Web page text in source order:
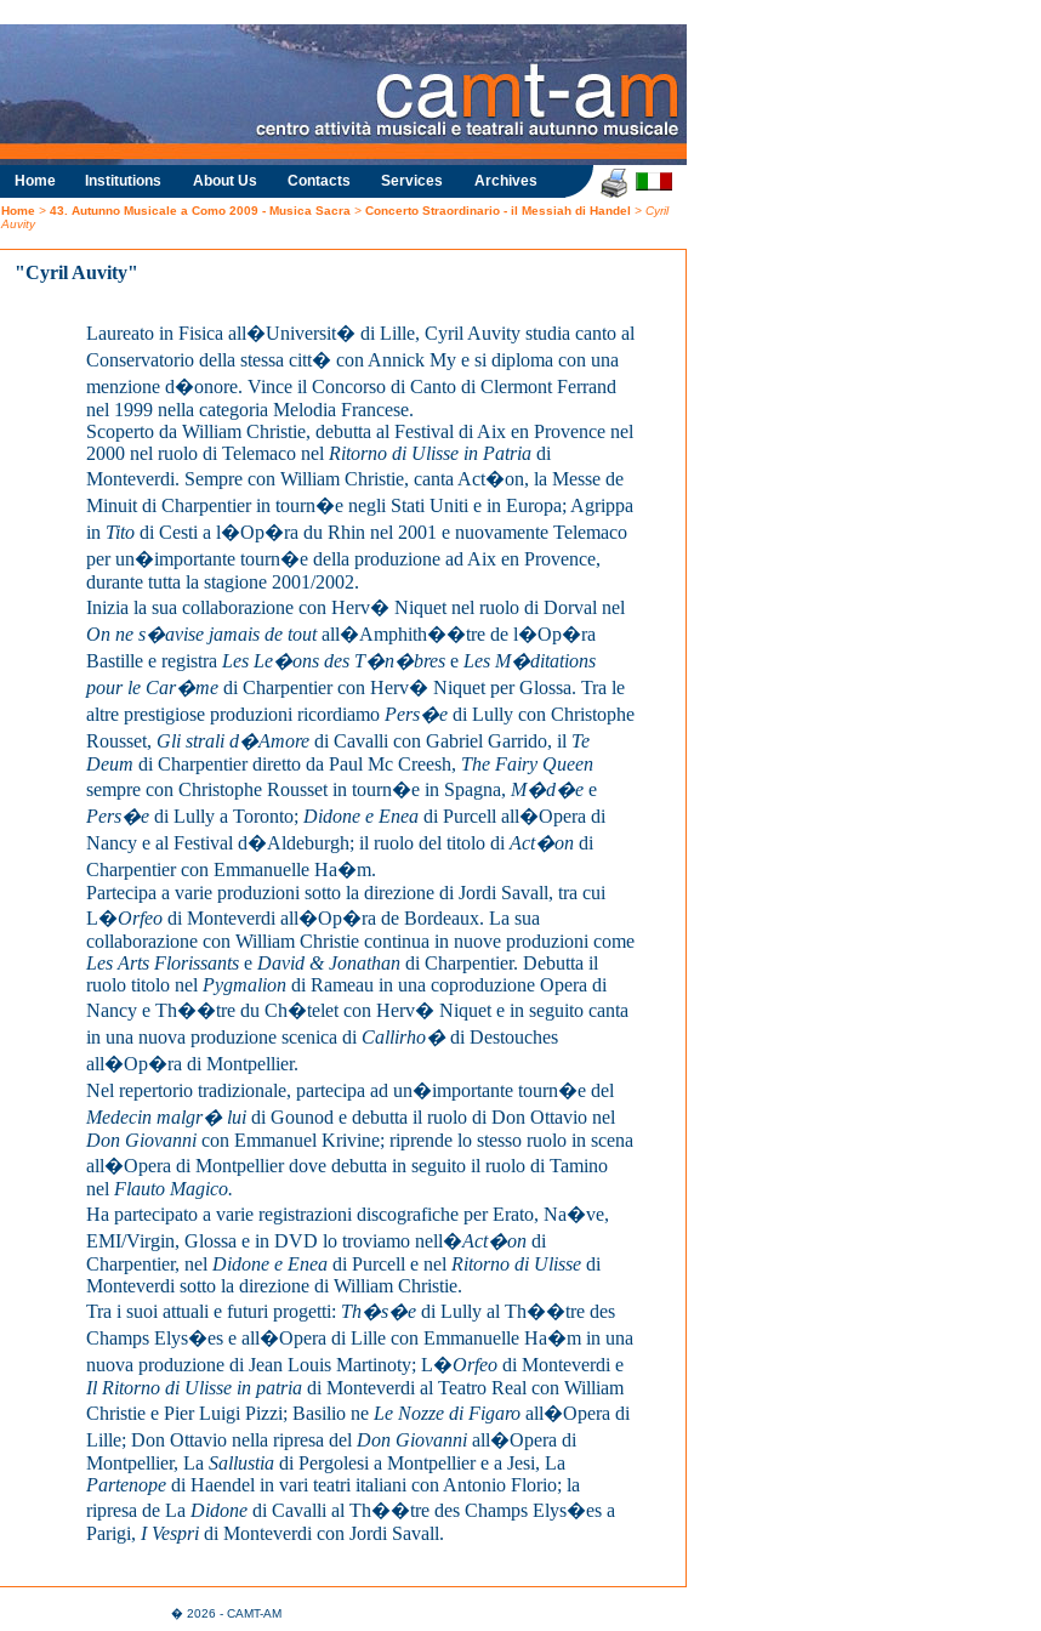
Home Institutions About Us Contacts Services Archives
Home > 43. Autunno Musicale a Como 2009 - Musica Sacra > Concerto Straordinario - il Messiah di Handel > Cyril
Auvity
"Cyril Auvity"
Laureato in Fisica all�Universit� di Lille, Cyril Auvity studia canto al
Conservatorio della stessa citt� con Annick My e si diploma con una
menzione d�onore. Vince il Concorso di Canto di Clermont Ferrand
nel 1999 nella categoria Melodia Francese.
Scoperto da William Christie, debutta al Festival di Aix en Provence nel
2000 nel ruolo di Telemaco nel Ritorno di Ulisse in Patria di
Monteverdi. Sempre con William Christie, canta Act�on, la Messe de
Minuit di Charpentier in tourn�e negli Stati Uniti e in Europa; Agrippa
in Tito di Cesti a l�Op�ra du Rhin nel 2001 e nuovamente Telemaco
per un�importante tourn�e della produzione ad Aix en Provence,
durante tutta la stagione 2001/2002.
Inizia la sua collaborazione con Herv� Niquet nel ruolo di Dorval nel
On ne s�avise jamais de toutall�Amphith��tre de l�Op�ra
Bastille e registra Les Le�ons des T�n�bres e Les M�ditations
pour le Car�me di Charpentier con Herv� Niquet per Glossa. Tra le
altre prestigiose produzioni ricordiamo Pers�e di Lully con Christophe
Rousset, Gli strali d�Amore di Cavalli con Gabriel Garrido, il Te
Deum di Charpentier diretto da Paul Mc Creesh, The Fairy Queen
sempre con Christophe Rousset in tourn�e in Spagna, M�d�e e
Pers�e di Lully a Toronto; Didone e Enea di Purcell all�Opera di
Nancy e al Festival d�Aldeburgh; il ruolo del titolo di Act�on di
Charpentier con Emmanuelle Ha�m.
Partecipa a varie produzioni sotto la direzione di Jordi Savall, tra cui
L�Orfeo di Monteverdi all�Op�ra de Bordeaux. La sua
collaborazione con William Christie continua in nuove produzioni come
Les Arts Florissants e David & Jonathan di Charpentier. Debutta il
ruolo titolo nel Pygmalion di Rameau in una coproduzione Opera di
Nancy e Th��tre du Ch�telet con Herv� Niquet e in seguito canta
in una nuova produzione scenica di Callirho�di Destouches
all�Op�ra di Montpellier.
Nel repertorio tradizionale, partecipa ad un�importante tourn�e del
Medecin malgr� lui di Gounod e debutta il ruolo di Don Ottavio nel
Don Giovanni con Emmanuel Krivine; riprende lo stesso ruolo in scena
all�Opera di Montpellier dove debutta in seguito il ruolo di Tamino
nel Flauto Magico.
Ha partecipato a varie registrazioni discografiche per Erato, Na�ve,
EMI/Virgin, Glossa e in DVD lo troviamo nell�Act�on di
Charpentier, nel Didone e Enea di Purcell e nel Ritorno di Ulisse di
Monteverdi sotto la direzione di William Christie.
Tra i suoi attuali e futuri progetti: Th�s�e di Lully al Th��tre des
Champs Elys�es e all�Opera di Lille con Emmanuelle Ha�m in una
nuova produzione di Jean Louis Martinoty; L�Orfeo di Monteverdi e
Il Ritorno di Ulisse in patria di Monteverdi al Teatro Real con William
Christie e Pier Luigi Pizzi; Basilio ne Le Nozze di Figaro all�Opera di
Lille; Don Ottavio nella ripresa del Don Giovanni all�Opera di
Montpellier, La Sallustia di Pergolesi a Montpellier e a Jesi, La
Partenope di Haendel in vari teatri italiani con Antonio Florio; la
ripresa de La Didone di Cavalli al Th��tre des Champs Elys�es a
Parigi, I Vespri di Monteverdi con Jordi Savall.
� 2026 - CAMT-AM